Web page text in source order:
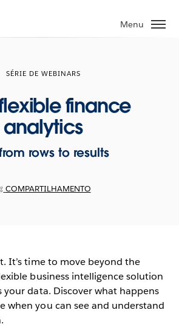
Menu
SÉRIE DE WEBINARS
finance
analytics
rows to results
COMPARTILHAMENTO
It’s time to move beyond the
business intelligence solution
your data. Discover what happens
when you can see and understand